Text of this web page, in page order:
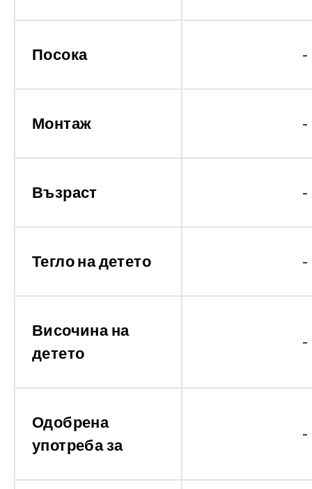
Посока -
Монтаж -
Възраст -
Тегло на детето -
Височина на
детето
-
Одобрена
употреба за
-